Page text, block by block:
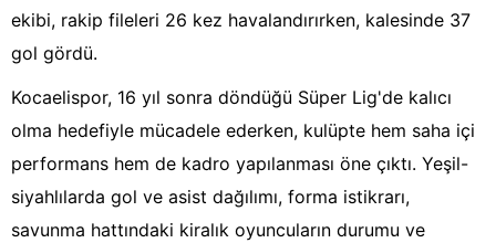
ekibi, rakip fileleri 26 kez havalandırırken, kalesinde 37
gol gördü.
Kocaelispor, 16 yıl sonra döndüğü Süper Lig'de kalıcı
olma hedefiyle mücadele ederken, kulüpte hem saha içi
performans hem de kadro yapılanması öne çıktı. Yeşil-
siyahlılarda gol ve asist dağılımı, forma istikrarı,
savunma hattındaki kiralık oyuncuların durumu ve